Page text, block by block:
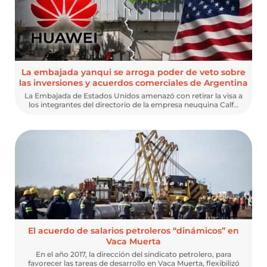
La embajada yanqui se arroga poder de veto sobre
las inversiones y acuerdos comerciales de Argentina
La Embajada de Estados Unidos amenazó con retirar la visa a
los integrantes del directorio de la empresa neuquina Calf…
El acuerdo de salarios petroleros “dinámicos” en
Vaca Muerta
En el año 2017, la dirección del sindicato petrolero, para
favorecer las tareas de desarrollo en Vaca Muerta, flexibilizó